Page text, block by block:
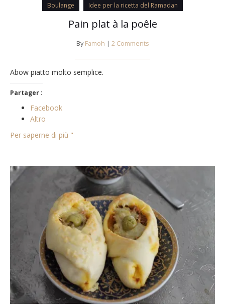
Boulange Idee per la ricetta del Ramadan
Pain plat à la poêle
By Famoh | 2 Comments
Abow piatto molto semplice.
Partager :
Facebook
Altro
Per saperne di più "